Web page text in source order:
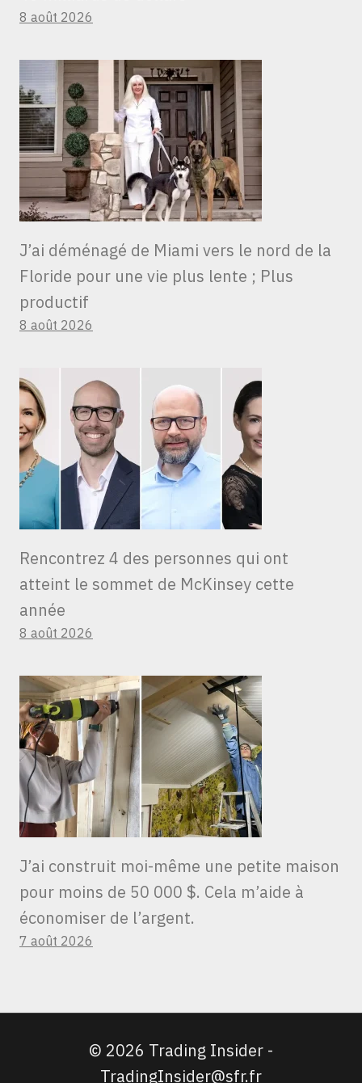
8 août 2026
J’ai déménagé de Miami vers le nord de la
Floride pour une vie plus lente ; Plus
productif
8 août 2026
Rencontrez 4 des personnes qui ont
atteint le sommet de McKinsey cette
année
8 août 2026
J’ai construit moi-même une petite maison
pour moins de 50 000 $. Cela m’aide à
économiser de l’argent.
7 août 2026
© 2026 Trading Insider -
TradingInsider@sfr.fr